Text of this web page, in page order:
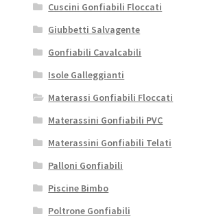
Cuscini Gonfiabili Floccati
Giubbetti Salvagente
Gonfiabili Cavalcabili
Isole Galleggianti
Materassi Gonfiabili Floccati
Materassini Gonfiabili PVC
Materassini Gonfiabili Telati
Palloni Gonfiabili
Piscine Bimbo
Poltrone Gonfiabili